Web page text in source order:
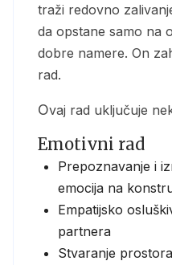
traži redovno
da opstane samo na
dobre namere. On
rad.
Ovaj rad uključuje
Emotivni rad
Prepoznavanje i
emocija na
Empatijsko
partnera
Stvaranje